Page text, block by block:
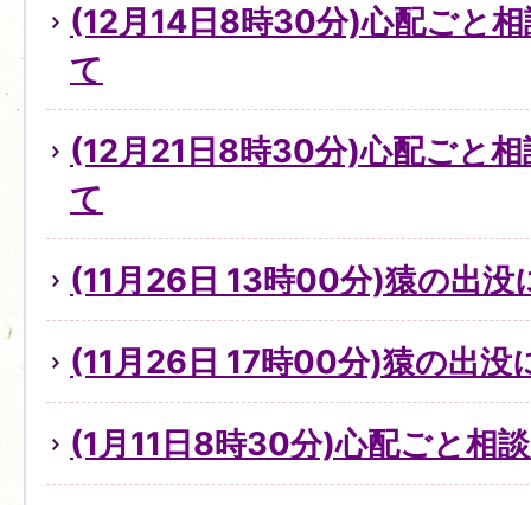
(12月14日8時30分)心配ごと
て
(12月21日8時30分)心配ごと
て
(11月26日 13時00分)猿の出没
(11月26日 17時00分)猿の出没
(1月11日8時30分)心配ごと相